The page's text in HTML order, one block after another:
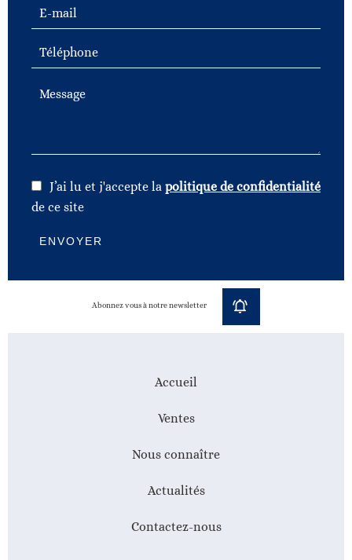
J’ai lu et j'accepte la politique de confidentialité
de ce site
ENVOYER
Abonnez vous à notre newsletter
Accueil
Ventes
Nous connaître
Actualités
Contactez-nous